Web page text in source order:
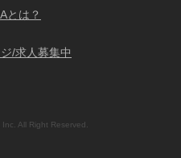
とは？
/求人募集中
All Right Reserved.